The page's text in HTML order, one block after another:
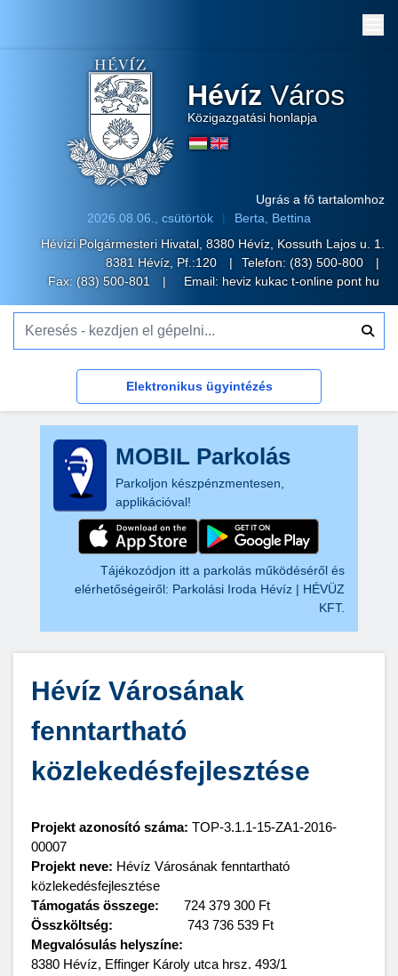
Hévíz Város
Közigazgatási honlapja
Ugrás a fő tartalomhoz
2026.08.06., csütörtök
Berta, Bettina
Hévízi Polgármesteri Hivatal, 8380 Hévíz, Kossuth Lajos u. 1.
8381 Hévíz, Pf.:120
Telefon: (83) 500-800
Fax: (83) 500-801
Email: heviz kukac t-online pont hu
Elektronikus ügyintézés
MOBIL Parkolás
Parkoljon készpénzmentesen,
applikációval!
Tájékozódjon itt a parkolás működéséről és
elérhetőségeiről: Parkolási Iroda Hévíz | HÉVÜZ
KFT.
Hévíz Városának
fenntartható
közlekedésfejlesztése
Projekt azonosító száma: TOP-3.1.1-15-ZA1-2016-
00007
Projekt neve: Hévíz Városának fenntartható
közlekedésfejlesztése
Támogatás összege: 724 379 300 Ft
Összköltség: 743 736 539 Ft
Megvalósulás helyszíne:
8380 Hévíz, Effinger Károly utca hrsz. 493/1